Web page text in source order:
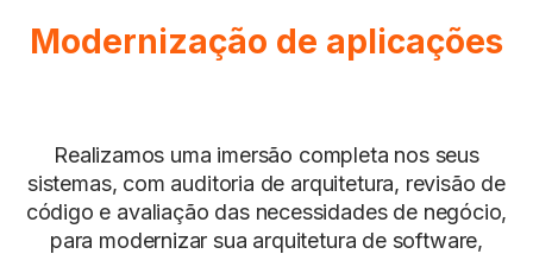
Modernização de aplicações
Realizamos uma imersão completa nos seus
sistemas, com auditoria de arquitetura, revisão de
código e avaliação das necessidades de negócio,
para modernizar sua arquitetura de software,